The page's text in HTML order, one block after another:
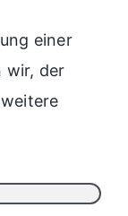
einer
wir, der